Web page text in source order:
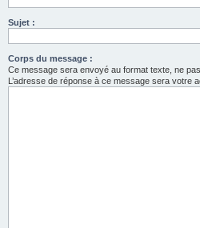
Sujet :
Corps du message :
Ce message sera envoyé au format texte, ne
L’adresse de réponse à ce message sera votre